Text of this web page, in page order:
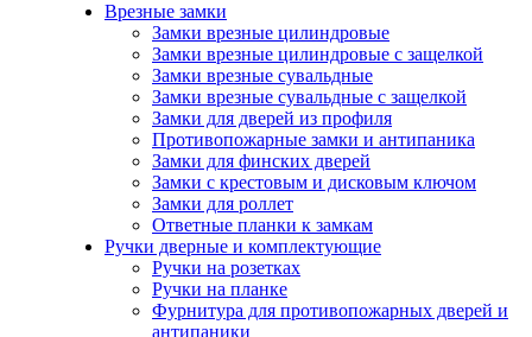
Врезные замки
Замки врезные цилиндровые
Замки врезные цилиндровые с защелкой
Замки врезные сувальдные
Замки врезные сувальдные с защелкой
Замки для дверей из профиля
Противопожарные замки и антипаника
Замки для финских дверей
Замки с крестовым и дисковым ключом
Замки для роллет
Ответные планки к замкам
Ручки дверные и комплектующие
Ручки на розетках
Ручки на планке
Фурнитура для противопожарных дверей и
антипаники